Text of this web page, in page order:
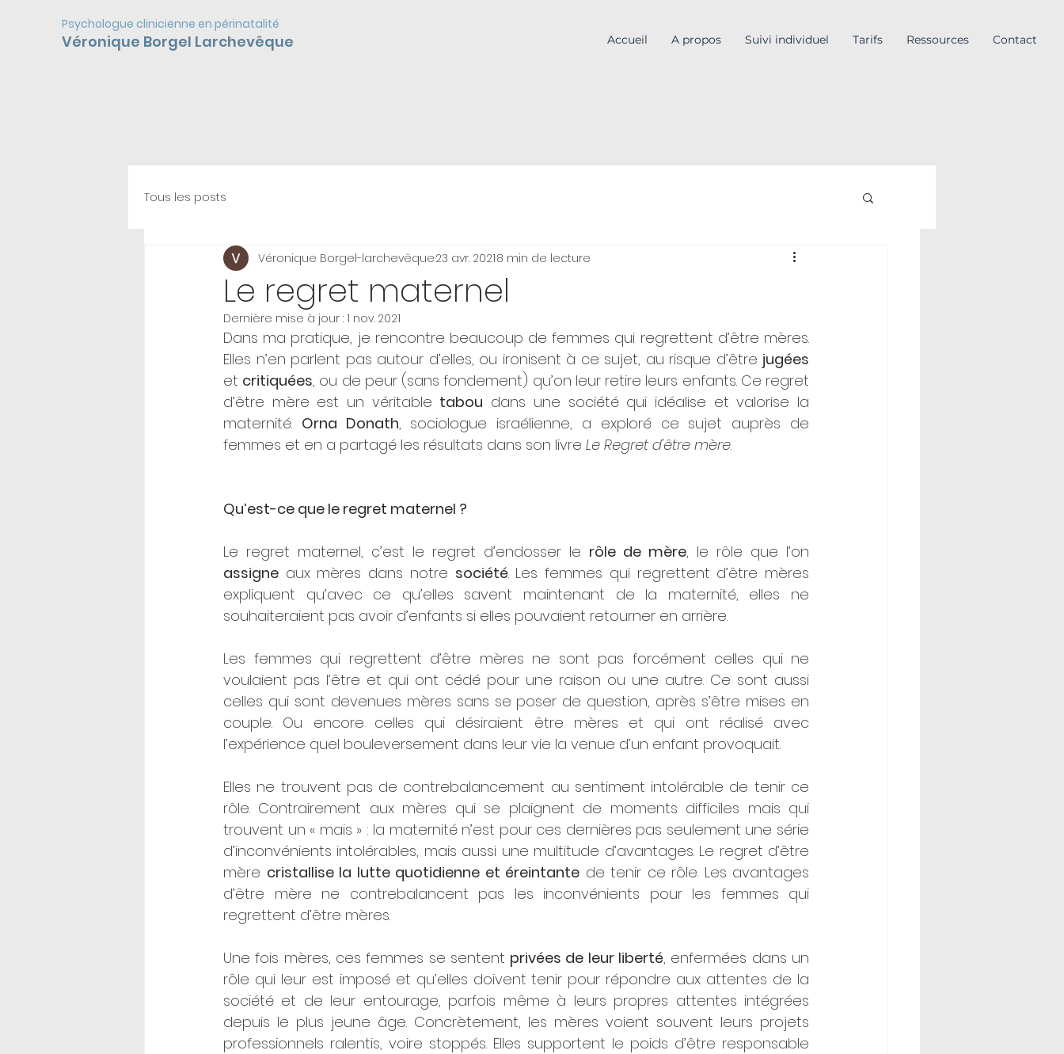
Psychologue clinicienne en périnatalité
Véronique Borgel Larchevêque Accueil A propos Suivi individuel Tarifs Ressources Contact
Tous les posts
Le regret maternel
Véronique Borgel-larchevêque23 avr. 20218 min de lecture
Dernière mise à jour : 1 nov. 2021
Dans ma pratique, je rencontre beaucoup de femmes qui regrettent d’être mères.
Elles n’en parlent pas autour d’elles, ou ironisent à ce sujet, au risque d’être jugées
et critiquées, ou de peur (sans fondement) qu’on leur retire leurs enfants. Ce regret
d’être mère est un véritable tabou dans une société qui idéalise et valorise la
maternité. Orna Donath, sociologue israélienne, a exploré ce sujet auprès de
femmes et en a partagé les résultats dans son livre Le Regret d'être mère.
Qu’est-ce que le regret maternel ?
Le regret maternel, c’est le regret d’endosser le rôle de mère
assigne aux mères dans notre société. Les femmes qui regrettent d’être mères
expliquent qu’avec ce qu’elles savent maintenant de la maternité, elles ne
souhaiteraient pas avoir d’enfants si elles pouvaient retourner en arrière.
Les femmes qui regrettent d’être mères ne sont pas forcément celles qui ne
voulaient pas l’être et qui ont cédé pour une raison ou une autre. Ce sont aussi
celles qui sont devenues mères sans se poser de question, après s’être mises en
couple. Ou encore celles qui désiraient être mères et qui ont réalisé avec
l’expérience quel bouleversement dans leur vie la venue d’un enfant provoquait.
Elles ne trouvent pas de contrebalancement au sentiment intolérable de tenir ce
rôle. Contrairement aux mères qui se plaignent de moments difficiles mais qui
trouvent un « mais » : la maternité n’est pour ces dernières pas seulement une série
d’inconvénients intolérables, mais aussi une multitude d’avantages. Le regret d’être
mère cristallise la lutte quotidienne et éreintante de tenir ce rôle. Les avantages
d’être mère ne contrebalancent pas les inconvénients pour les femmes qui
regrettent d’être mères.
Une fois mères, ces femmes se sentent privées de leur liberté, enfermées dans un
rôle qui leur est imposé et qu’elles doivent tenir pour répondre aux attentes de la
société et de leur entourage, parfois même à leurs propres attentes intégrées
depuis le plus jeune âge. Concrètement, les mères voient souvent leurs projets
professionnels ralentis, voire stoppés. Elles supportent le poids d’être responsable